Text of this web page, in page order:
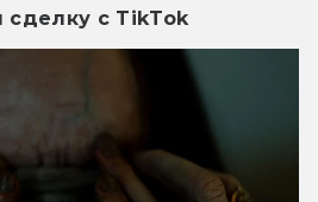
сделку с TikTok